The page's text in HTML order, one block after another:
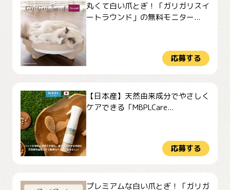
丸くて白い爪とぎ！「ガリガリスイ
ートラウンド」の無料モニター...
応募する
【日本産】天然由来成分でやさしく
ケアできる「MBPLCare...
応募する
プレミアムな白い爪とぎ！「ガリガ